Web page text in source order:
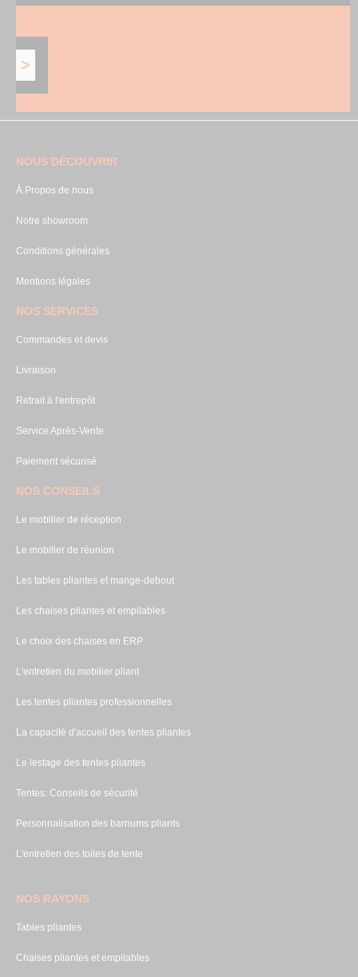
NOUS DÉCOUVRIR
À Propos de nous
Notre showroom
Conditions générales
Mentions légales
NOS SERVICES
Commandes et devis
Livraison
Retrait à l'entrepôt
Service Après-Vente
Paiement sécurisé
NOS CONSEILS
Le mobilier de réception
Le mobilier de réunion
Les tables pliantes et mange-debout
Les chaises pliantes et empilables
Le choix des chaises en ERP
L'entretien du mobilier pliant
Les tentes pliantes professionnelles
La capacité d'accueil des tentes pliantes
Le lestage des tentes pliantes
Tentes: Conseils de sécurité
Personnalisation des barnums pliants
L'entretien des toiles de tente
NOS RAYONS
Tables pliantes
Chaises pliantes et empilables